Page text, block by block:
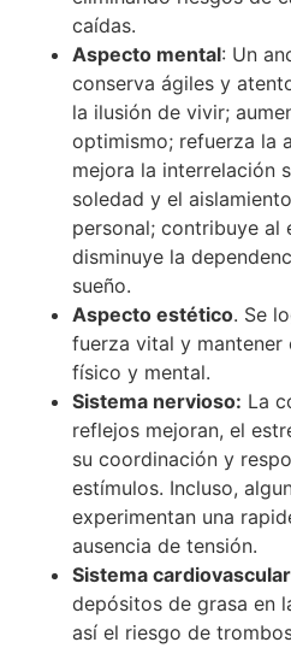
caídas.
Aspecto mental: Un
conserva ágiles y
la ilusión de vivir;
optimismo; refuerza la
mejora la interrelación
soledad y el
personal; contribuye
disminuye la
sueño.
Aspecto estético. Se
fuerza vital y
físico y mental.
Sistema nervioso: La
reflejos mejoran, el
su coordinación y
estímulos. Incluso,
experimentan una
ausencia de tensión.
Sistema cardiovascular
depósitos de grasa en
así el riesgo de